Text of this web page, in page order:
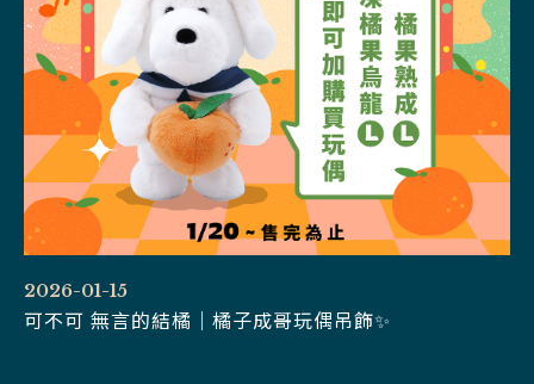
2026-01-15
可不可 無言的結橘｜橘子成哥玩偶吊飾✨